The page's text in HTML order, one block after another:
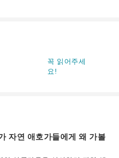
꼭 읽어주세
요!
자연 애호가들에게 왜 가볼